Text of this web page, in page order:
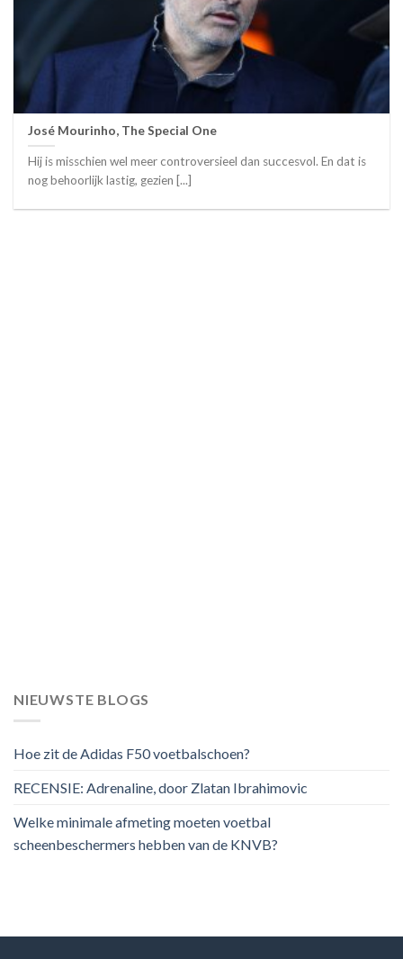
NIEUWSTE BLOGS
Hoe zit de Adidas F50 voetbalschoen?
RECENSIE: Adrenaline, door Zlatan Ibrahimovic
Welke minimale afmeting moeten voetbal
scheenbeschermers hebben van de KNVB?
José Mourinho, The Special One
Hij is misschien wel meer controversieel dan succesvol. En dat is
nog behoorlijk lastig, gezien [...]